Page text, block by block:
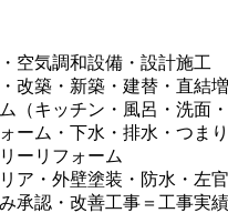
空気調和設備・設計施工
改築・新築・建替・直結
（キッチン・風呂・洗面
ーム・下水・排水・つま
ーリフォーム
ア・外壁塗装・防水・左
承認・改善工事＝工事実